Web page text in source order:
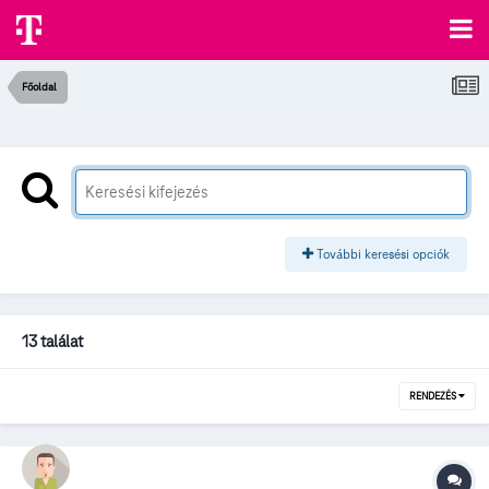
Főoldal
További keresési opciók
13 találat
RENDEZÉS